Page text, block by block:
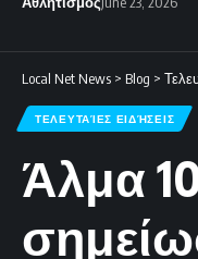
Local Net News > Blog >
ΤΕΛΕΥΤΑΊΕΣ ΕΙΔΉΣΕΙΣ
Άλμα